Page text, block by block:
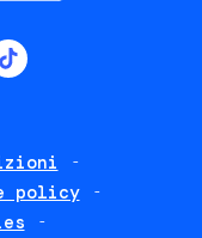
ulteriori
policy